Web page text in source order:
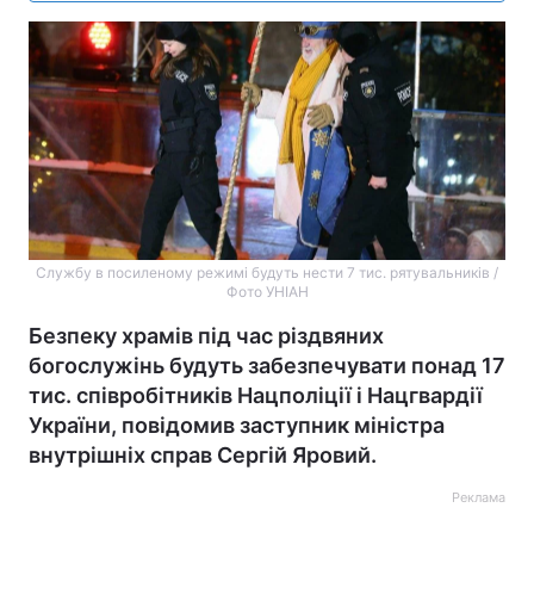
Службу в посиленому режимі будуть нести 7 тис. рятувальників /
Фото УНІАН
Безпеку храмів під час різдвяних
богослужінь будуть забезпечувати понад 17
тис. співробітників Нацполіції і Нацгвардії
України, повідомив заступник міністра
внутрішніх справ Сергій Яровий.
Реклама